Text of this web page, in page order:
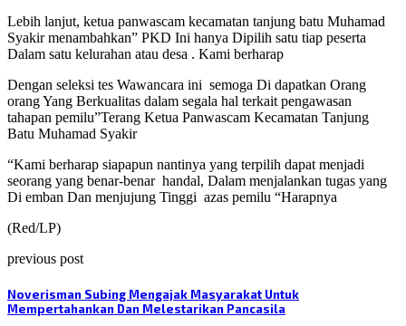
Lebih lanjut, ketua panwascam kecamatan tanjung batu Muhamad
Syakir menambahkan” PKD Ini hanya Dipilih satu tiap peserta
Dalam satu kelurahan atau desa . Kami berharap
Dengan seleksi tes Wawancara ini semoga Di dapatkan Orang
orang Yang Berkualitas dalam segala hal terkait pengawasan
tahapan pemilu”Terang Ketua Panwascam Kecamatan Tanjung
Batu Muhamad Syakir
“Kami berharap siapapun nantinya yang terpilih dapat menjadi
seorang yang benar-benar handal, Dalam menjalankan tugas yang
Di emban Dan menjujung Tinggi azas pemilu “Harapnya
(Red/LP)
previous post
Noverisman Subing Mengajak Masyarakat Untuk
Mempertahankan Dan Melestarikan Pancasila